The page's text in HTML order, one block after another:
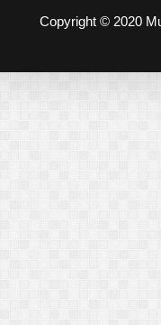
Copyright © 2020